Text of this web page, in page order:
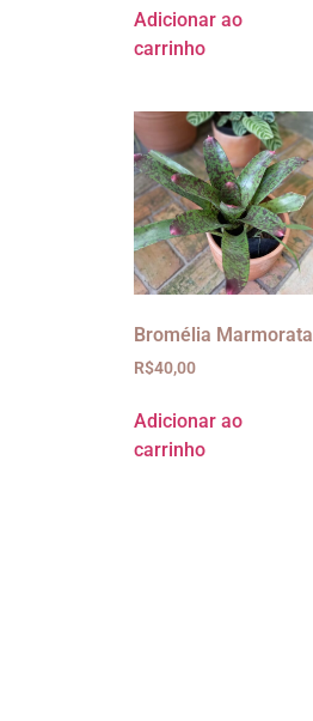
Adicionar ao
carrinho
Bromélia Marmorata
R$40,00
Adicionar ao
carrinho